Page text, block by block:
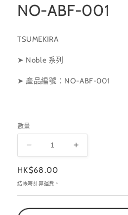
案
NO-ABF-001
TSUMEKIRA
➤ Noble 系列
➤ 產品編號：NO-ABF-001
數量
ABF-
001
數
量
減
NO-
ABF-
量
增
定
價
HK$68.00
結帳時計算運費 。